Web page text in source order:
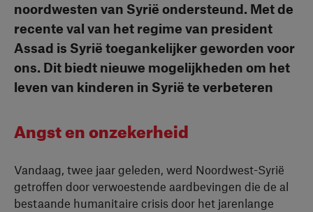
noordwesten van Syrië ondersteund. Met de
recente val van het regime van president
Assad is Syrië toegankelijker geworden voor
ons. Dit biedt nieuwe mogelijkheden om het
leven van kinderen in Syrië te verbeteren
Angst en onzekerheid
Vandaag, twee jaar geleden, werd Noordwest-Syrië
getroffen door verwoestende aardbevingen die de al
bestaande humanitaire crisis door het jarenlange